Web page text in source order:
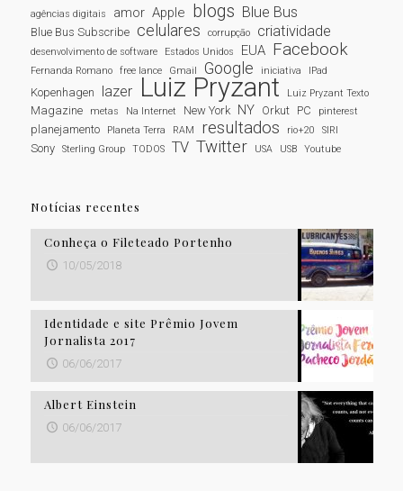
agências digitais amor Apple blogs Blue Bus
Blue Bus Subscribe celulares corrupção criatividade
desenvolvimento de software Estados Unidos EUA Facebook
Fernanda Romano free lance Gmail Google iniciativa IPad
Kopenhagen lazer Luiz Pryzant Luiz Pryzant Texto
Magazine metas Na Internet New York NY Orkut PC pinterest
planejamento Planeta Terra RAM resultados rio+20 SIRI
Sony Sterling Group TODOS TV Twitter USA USB Youtube
Notícias recentes
Conheça o Fileteado Portenho
10/05/2018
Identidade e site Prêmio Jovem
Jornalista 2017
06/06/2017
Albert Einstein
06/06/2017